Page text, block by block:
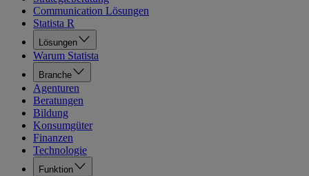
Communication Lösungen
Statista R
Lösungen
Warum Statista
Branche
Agenturen
Beratungen
Bildung
Konsumgüter
Finanzen
Technologie
Funktion